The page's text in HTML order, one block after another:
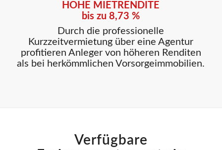
HOHE MIETRENDITE
bis zu 8,73 %
Durch die professionelle
Kurzzeitvermietung über eine Agentur
profitieren Anleger von höheren Renditen
als bei herkömmlichen Vorsorgeimmobilien.
Verfügbare